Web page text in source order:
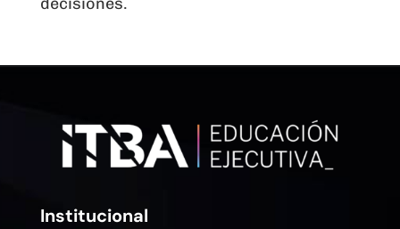
Institucional